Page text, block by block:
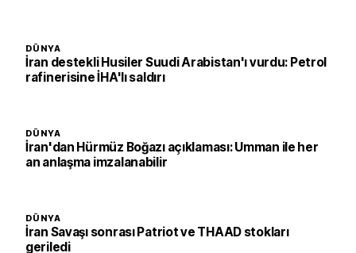
DÜNYA
İran destekli Husiler Suudi Arabistan'ı vurdu: Petrol
rafinerisine İHA'lı saldırı
DÜNYA
İran'dan Hürmüz Boğazı açıklaması: Umman ile her
an anlaşma imzalanabilir
DÜNYA
İran Savaşı sonrası Patriot ve THAAD stokları
geriledi